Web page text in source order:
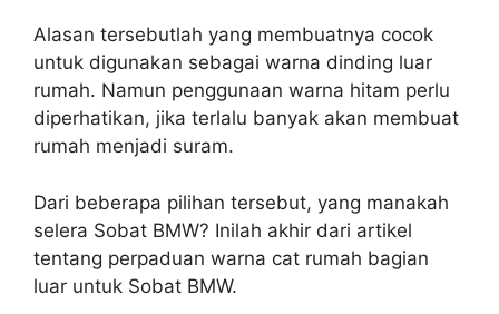
Alasan tersebutlah yang membuatnya cocok
untuk digunakan sebagai warna dinding luar
rumah. Namun penggunaan warna hitam perlu
diperhatikan, jika terlalu banyak akan membuat
rumah menjadi suram.
Dari beberapa pilihan tersebut, yang manakah
selera Sobat BMW? Inilah akhir dari artikel
tentang perpaduan warna cat rumah bagian
luar untuk Sobat BMW.